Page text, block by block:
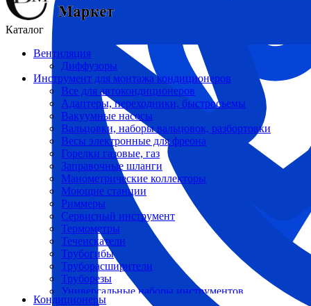
Каталог
Вентиляция
Диффузоры
Инструмент для монтажа кондиционеров
Все для автокондиционеров
Адаптеры, переходники, быстросъемы
Вакуумные насосы
Вальцовки, наборы вальцовок, разбортовки
Весы электронные для фреона
Горелки газовые, газ
Заправочные шланги
Манометрические коллекторы
Моющие станции
Риммеры
Сервисный инструмент
Термометры
Течеискатели
Трубогибы
Труборасширители
Труборезы
Универсальные наборы инструментов
Кондиционеры